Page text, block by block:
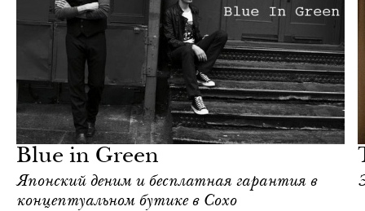
Blue in Green
Японский деним и бесплатная гарантия в
концептуальном бутике в Сохо
среда
Йорк